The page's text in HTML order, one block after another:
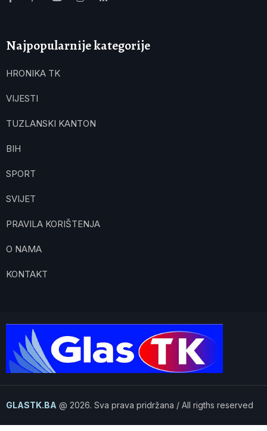
Najpopularnije kategorije
HRONIKA TK
VIJESTI
TUZLANSKI KANTON
BIH
SPORT
SVIJET
PRAVILA KORIŠTENJA
O NAMA
KONTAKT
GLASTK.BA @ 2026. Sva prava pridržana / All rigths reserved